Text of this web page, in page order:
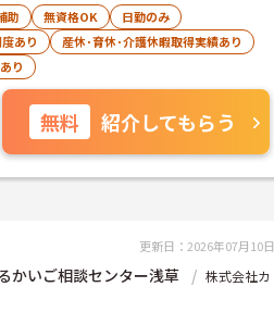
助 無資格OK
日勤のみ
あり
産休･育休･介護休暇取得実績あり
り
無料 紹介してもらう
更新日：2026年07月10日
かいご相談センター浅草
株式会社カ